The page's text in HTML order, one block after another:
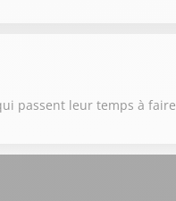
passent leur temps à